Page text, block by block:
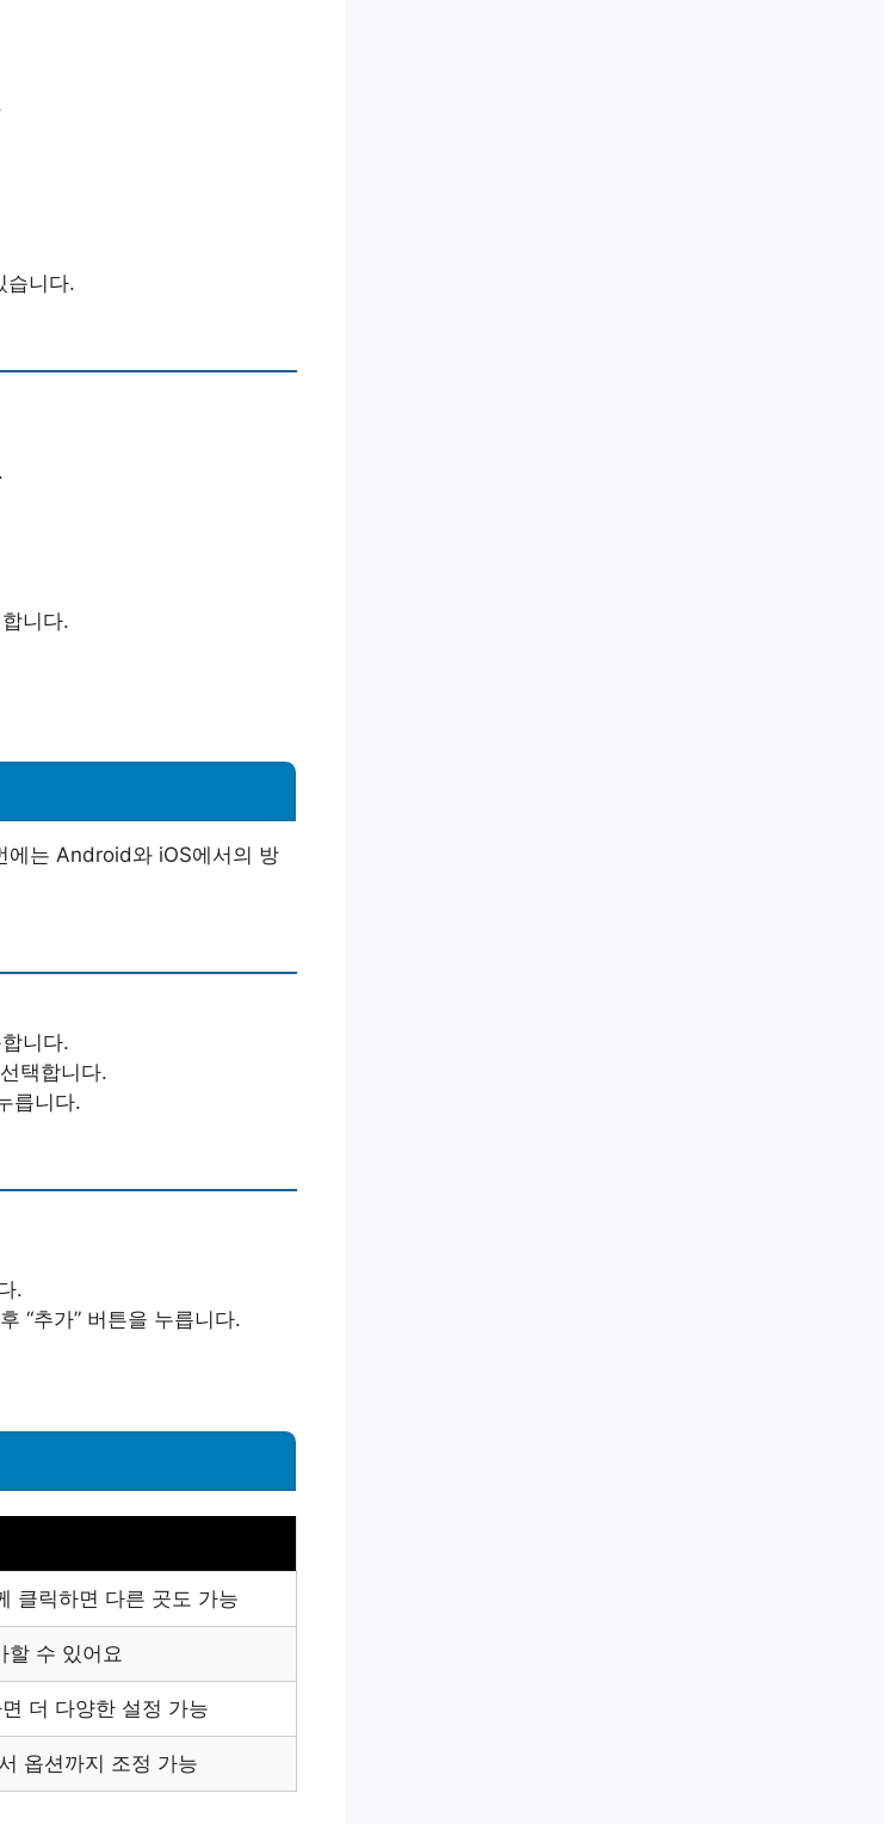
습니다.
니다.
에는 Android와 iOS에서의 방
니다.
택합니다.
릅니다.
.
“추가” 버튼을 누릅니다.
클릭하면 다른 곳도 가능
할 수 있어요
더 다양한 설정 가능
옵션까지 조정 가능